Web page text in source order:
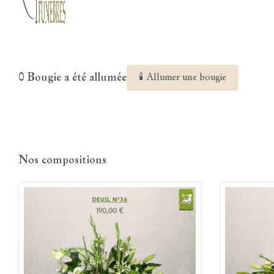
0 Bougie a été allumée 🕯 Allumer une bougie
Nos compositions